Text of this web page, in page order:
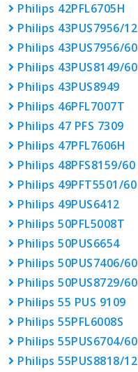
Philips 42PFL6705H
Philips 43PUS7956/12
Philips 43PUS7956/60
Philips 43PUS8149/60
Philips 43PUS8949
Philips 46PFL7007T
Philips 47 PFS 7309
Philips 47PFL7606H
Philips 48PFS8159/60
Philips 49PFT5501/60
Philips 49PUS6412
Philips 50PFL5008T
Philips 50PUS6654
Philips 50PUS7406/60
Philips 50PUS8729/60
Philips 55 PUS 9109
Philips 55PFL6008S
Philips 55PUS6704/60
Philips 55PUS8818/12